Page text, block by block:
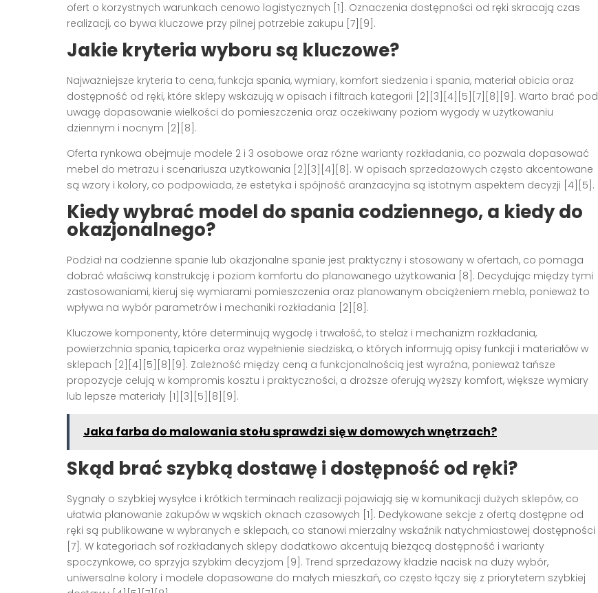
ofert o korzystnych warunkach cenowo logistycznych [1]. Oznaczenia dostępności od ręki skracają czas
realizacji, co bywa kluczowe przy pilnej potrzebie zakupu [7][9].
Jakie kryteria wyboru są kluczowe?
Najważniejsze kryteria to cena, funkcja spania, wymiary, komfort siedzenia i spania, materiał obicia oraz
dostępność od ręki, które sklepy wskazują w opisach i filtrach kategorii [2][3][4][5][7][8][9]. Warto brać pod
uwagę dopasowanie wielkości do pomieszczenia oraz oczekiwany poziom wygody w użytkowaniu
dziennym i nocnym [2][8].
Oferta rynkowa obejmuje modele 2 i 3 osobowe oraz różne warianty rozkładania, co pozwala dopasować
mebel do metrażu i scenariusza użytkowania [2][3][4][8]. W opisach sprzedażowych często akcentowane
są wzory i kolory, co podpowiada, że estetyka i spójność aranżacyjna są istotnym aspektem decyzji [4][5].
Kiedy wybrać model do spania codziennego, a kiedy do
okazjonalnego?
Podział na codzienne spanie lub okazjonalne spanie jest praktyczny i stosowany w ofertach, co pomaga
dobrać właściwą konstrukcję i poziom komfortu do planowanego użytkowania [8]. Decydując między tymi
zastosowaniami, kieruj się wymiarami pomieszczenia oraz planowanym obciążeniem mebla, ponieważ to
wpływa na wybór parametrów i mechaniki rozkładania [2][8].
Kluczowe komponenty, które determinują wygodę i trwałość, to stelaż i mechanizm rozkładania,
powierzchnia spania, tapicerka oraz wypełnienie siedziska, o których informują opisy funkcji i materiałów w
sklepach [2][4][5][8][9]. Zależność między ceną a funkcjonalnością jest wyraźna, ponieważ tańsze
propozycje celują w kompromis kosztu i praktyczności, a droższe oferują wyższy komfort, większe wymiary
lub lepsze materiały [1][3][5][8][9].
Jaka farba do malowania stołu sprawdzi się w domowych wnętrzach?
Skąd brać szybką dostawę i dostępność od ręki?
Sygnały o szybkiej wysyłce i krótkich terminach realizacji pojawiają się w komunikacji dużych sklepów, co
ułatwia planowanie zakupów w wąskich oknach czasowych [1]. Dedykowane sekcje z ofertą dostępne od
ręki są publikowane w wybranych e sklepach, co stanowi mierzalny wskaźnik natychmiastowej dostępności
[7]. W kategoriach sof rozkładanych sklepy dodatkowo akcentują bieżącą dostępność i warianty
spoczynkowe, co sprzyja szybkim decyzjom [9]. Trend sprzedażowy kładzie nacisk na duży wybór,
uniwersalne kolory i modele dopasowane do małych mieszkań, co często łączy się z priorytetem szybkiej